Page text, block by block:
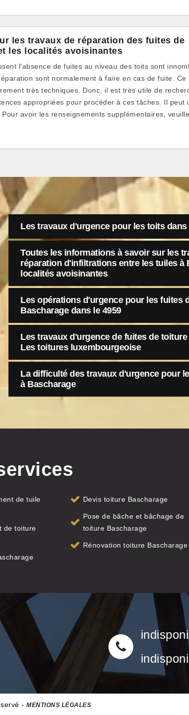
les travaux de réparation des fuites de
les localités avoisinantes
l'absence de fuites au niveau des toits sont
sont normalement à faire en cas de fuite. Ce
très techniques. Donc, il est très utile de
appropriées pour procéder à ces tâches. Il peut
avoir les renseignements supplémentaires,
Les travaux d'urgence pour les toits dans
Toutes les informations à savoir sur les
réparation d'infiltrations entre les tuiles à
localités avoisinantes
Les opérations d'urgence pour les fuites
Bascharage dans le 4959
Les travaux d'urgence de fuites de
Les toitures luxembourgeoise
La difficulté des travaux d'urgence pour
à Bascharage
de tuile
de toiture
Devis toiture Bascharage
Pose de bâche et bâchage de
toiture Bascharage
Rénovation toiture Bascharage
- MENTIONS LÉGALES